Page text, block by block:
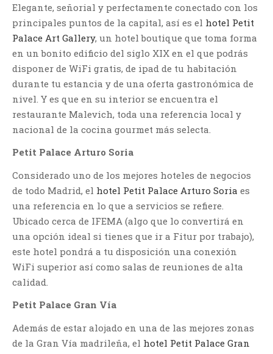
Elegante, señorial y perfectamente conectado con los
principales puntos de la capital, así es el hotel Petit
Palace Art Gallery, un hotel boutique que toma forma
en un bonito edificio del siglo XIX en el que podrás
disponer de WiFi gratis, de ipad de tu habitación
durante tu estancia y de una oferta gastronómica de
nivel. Y es que en su interior se encuentra el
restaurante Malevich, toda una referencia local y
nacional de la cocina gourmet más selecta.
Petit Palace Arturo Soria
Considerado uno de los mejores hoteles de negocios
de todo Madrid, el hotel Petit Palace Arturo Soria es
una referencia en lo que a servicios se refiere.
Ubicado cerca de IFEMA (algo que lo convertirá en
una opción ideal si tienes que ir a Fitur por trabajo),
este hotel pondrá a tu disposición una conexión
WiFi superior así como salas de reuniones de alta
calidad.
Petit Palace Gran Vía
Además de estar alojado en una de las mejores zonas
de la Gran Vía madrileña, el hotel Petit Palace Gran